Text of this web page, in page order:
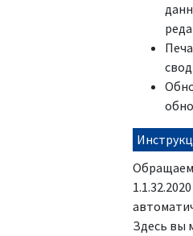
Здесь вы